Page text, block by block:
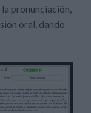
pronunciación,
oral, dando